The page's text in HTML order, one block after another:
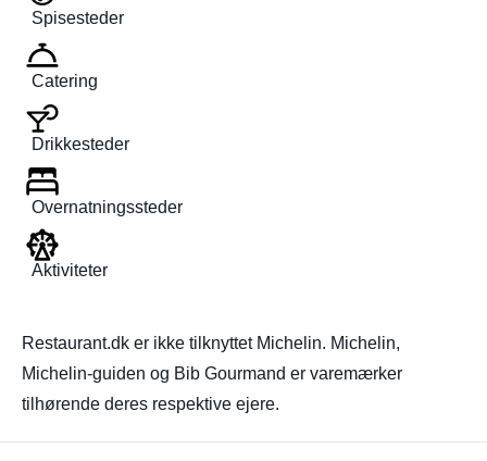
Spisesteder
Catering
Drikkesteder
Overnatningssteder
Aktiviteter
Restaurant.dk er ikke tilknyttet Michelin. Michelin,
Michelin-guiden og Bib Gourmand er varemærker
tilhørende deres respektive ejere.